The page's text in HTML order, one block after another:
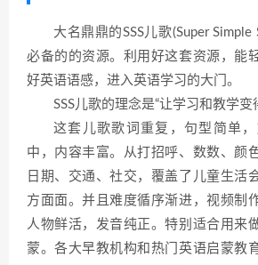
大名鼎鼎的SSS儿歌(Super
必备的的资源。利用好这套资源，能
好英语语感，进入英语学习的大门。
SSS儿歌的理念是“让学习和教学变
这套儿歌歌词重复，句型简单
中，内容丰富。从打招呼、数数、颜
日期、交通、社交，覆盖了儿童生活
方面面。并且难度循序渐进，视频制
人物鲜活，发音纯正。特别适合用来
蒙。各大早教机构和热门英语启蒙教